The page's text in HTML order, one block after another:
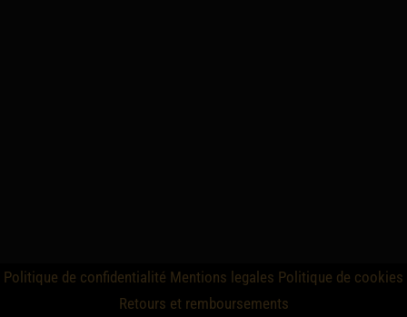
Politique de confidentialité Mentions legales Politique de cookies
Retours et remboursements